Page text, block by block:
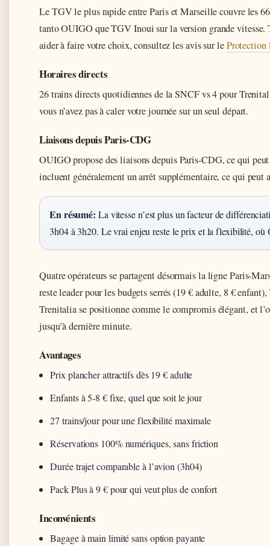
Le TGV le plus rapide entre Paris et Marseille couvre les
tanto OUIGO que TGV Inoui sur la version grande vitesse.
aider à faire votre choix, consultez les avis sur leProtection
Horaires directs
26 trains directs quotidiennes de la SNCF vs 4 pour
vous n’avez pas à caler votre journée sur un seul départ.
Liaisons depuis Paris-CDG
OUIGO propose des liaisons depuis Paris-CDG, ce qui
incluent généralement un arrêt supplémentaire, ce qui peut
En résumé: La vitesse n’est plus un facteur de
3h04 à 3h20. Le vrai enjeu reste le prix et la flexibilité, où
Quatre opérateurs se partagent désormais la ligne Paris-
reste leader pour les budgets serrés (19 € adulte, 8 €
Trenitalia se positionne comme le compromis élégant, et
jusqu’à dernière minute.
Avantages
Prix plancher attractifs dès 19 € adulte
Enfants à 5-8 € fixe, quel que soit le jour
27 trains/jour pour une flexibilité maximale
Réservations 100% numériques, sans friction
Durée trajet comparable à l’avion (3h04)
Pack Plus à 9 € pour qui veut plus de confort
Inconvénients
Bagage à main limité sans option payante